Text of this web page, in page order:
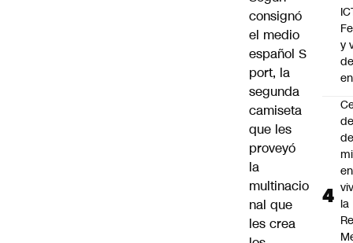
consignó
el medio
español S
port, la
segunda
camiseta
que les
proveyó
la
multinacio
nal que
les crea
y
de
la